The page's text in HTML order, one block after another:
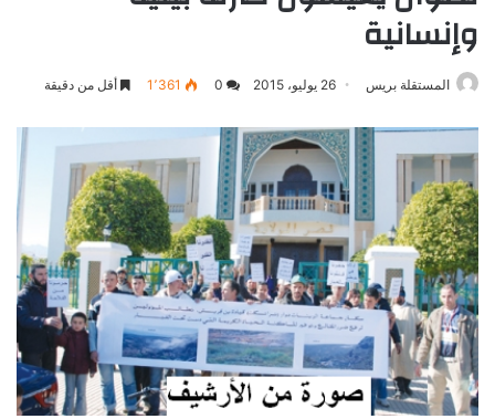
وإنسانية
المستقلة بريس 26 يوليو، 2015 0 1٬361 أقل من دقيقة